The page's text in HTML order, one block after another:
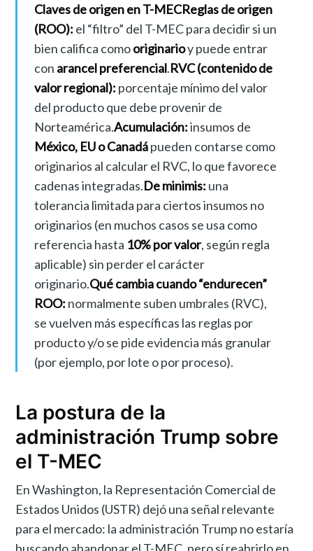
Claves de origen en T-MECReglas de origen
(ROO): el “filtro” del T-MEC para decidir si un
bien califica comooriginarioy puede entrar
con arancel preferencial.RVC (contenido de
valor regional): porcentaje mínimo del valor
del producto que debe provenir de
Norteamérica.Acumulación:insumos de
México, EU o Canadápueden contarse como
originarios al calcular el RVC, lo que favorece
cadenas integradas.De minimis: una
tolerancia limitada para ciertos insumos no
originarios (en muchos casos se usa como
referencia hasta 10% por valor, según regla
aplicable) sin perder el carácter
originario.Qué cambia cuando “endurecen”
ROO: normalmente suben umbrales (RVC),
se vuelven más específicas las reglas por
producto y/o se pide evidencia más granular
(por ejemplo, por lote o por proceso).
La postura de la
administración Trump sobre
el T-MEC
En Washington, la Representación Comercial de
Estados Unidos (USTR) dejó una señal relevante
para el mercado: la administración Trump no estaría